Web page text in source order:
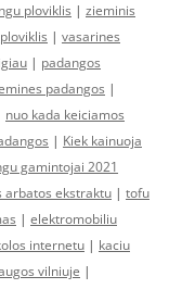
ploviklis | zieminis
| vasarines
| padangos
padangos |
nuo kada keiciamos
| Kiek kainuoja
gamintojai 2021
arbatos ekstraktu | tofu
| elektromobiliu
internetu | kaciu
vilniuje |